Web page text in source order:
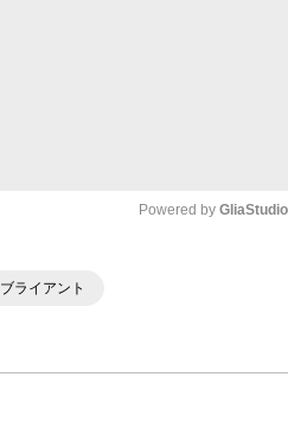
Powered by
ライアント